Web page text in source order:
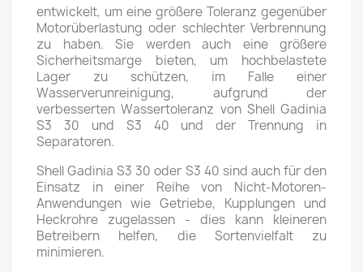
entwickelt, um eine größere Toleranz gegenüber
Motorüberlastung oder schlechter Verbrennung
zu haben. Sie werden auch eine größere
Sicherheitsmarge bieten, um hochbelastete
Lager zu schützen, im Falle einer
Wasserverunreinigung, aufgrund der
verbesserten Wassertoleranz von Shell Gadinia
S3 30 und S3 40 und der Trennung in
Separatoren.
Shell Gadinia S3 30 oder S3 40 sind auch für den
Einsatz in einer Reihe von Nicht-Motoren-
Anwendungen wie Getriebe, Kupplungen und
Heckrohre zugelassen - dies kann kleineren
Betreibern helfen, die Sortenvielfalt zu
minimieren.